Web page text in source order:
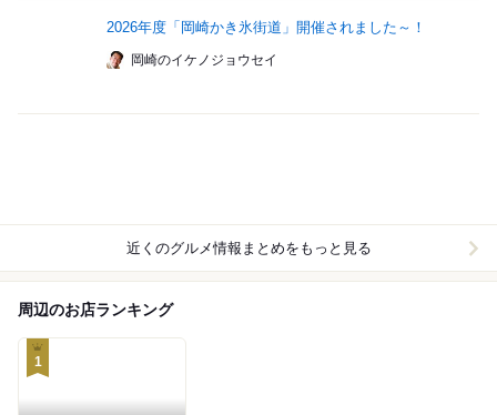
2026年度「岡崎かき氷街道」開催されました～！
岡崎のイケノジョウセイ
近くのグルメ情報まとめをもっと見る
周辺のお店ランキング
1